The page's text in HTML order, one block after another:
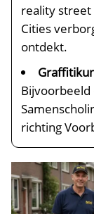
reality street
Cities
ontdekt.​
Bijvoorbeeld
richting